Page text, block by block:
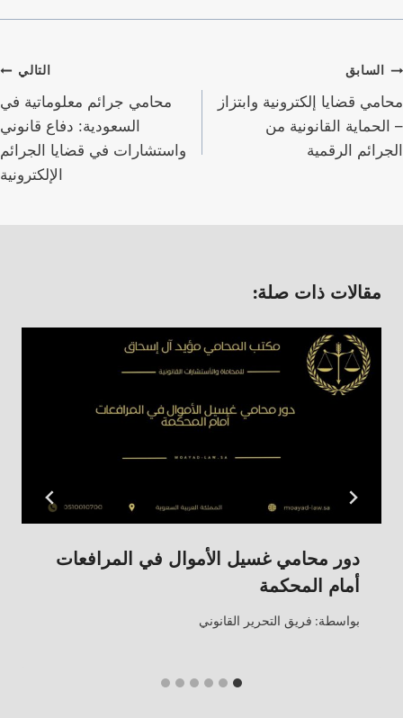
تصفّح
المقالات
السابق
محامي قضايا إلكترونية وابتزاز
– الحماية القانونية من
الجرائم الرقمية
التالي
محامي جرائم معلوماتية في
السعودية: دفاع قانوني
واستشارات في قضايا الجرائم
الإلكترونية
مقالات ذات صلة:
دور محامي غسيل الأموال في المرافعات
أمام المحكمة
بواسطة: فريق التحرير القانوني